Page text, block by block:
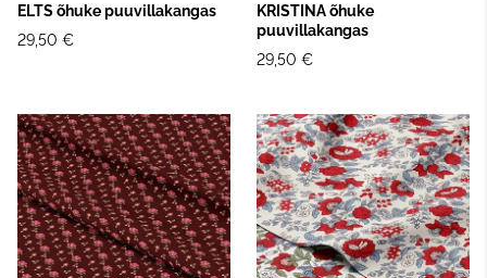
ELTS õhuke puuvillakangas
29,50 €
KRISTINA õhuke
puuvillakangas
29,50 €